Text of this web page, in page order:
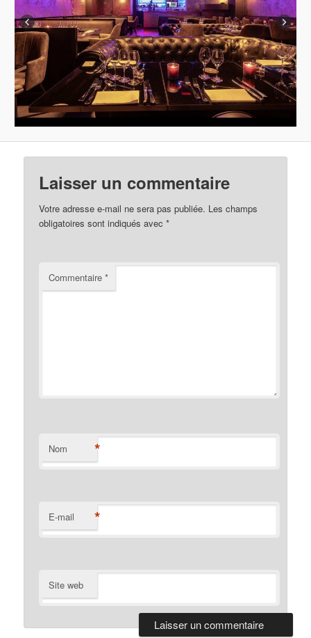
Laisser un commentaire
Votre adresse e-mail ne sera pas publiée. Les champs
obligatoires sont indiqués avec*
Commentaire*
Nom *
E-mail *
Site web